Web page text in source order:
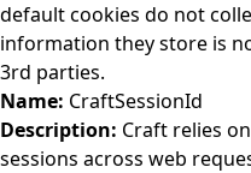
default cookies do not
information they store is
3rd parties.
Name: CraftSessionId
Description: Craft relies
sessions across web